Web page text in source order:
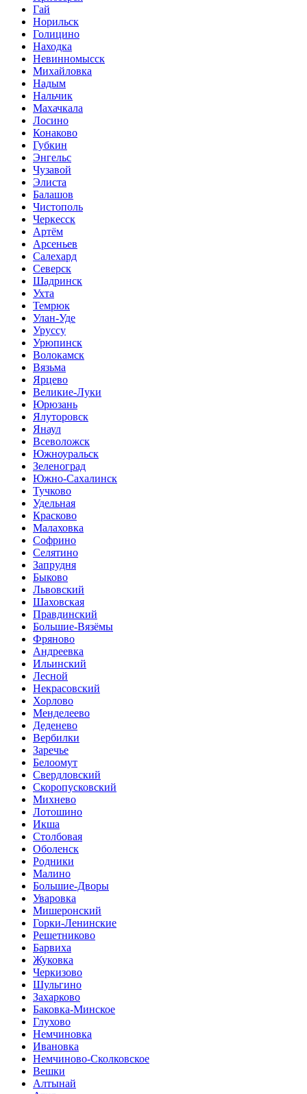
Гай
Норильск
Голицино
Находка
Невинномысск
Михайловка
Надым
Нальчик
Махачкала
Лосино
Конаково
Губкин
Энгельс
Чузавой
Элиста
Балашов
Чистополь
Черкесск
Артём
Арсеньев
Салехард
Северск
Шадринск
Ухта
Темрюк
Улан-Уде
Уруссу
Урюпинск
Волокамск
Вязьма
Ярцево
Великие-Луки
Юрюзань
Ялуторовск
Янаул
Всеволожск
Южноуральск
Зеленоград
Южно-Сахалинск
Тучково
Удельная
Красково
Малаховка
Софрино
Селятино
Запрудня
Быково
Львовский
Шаховская
Правдинский
Большие-Вязёмы
Фряново
Андреевка
Ильинский
Лесной
Некрасовский
Хорлово
Менделеево
Деденево
Вербилки
Заречье
Белоомут
Свердловский
Скоропусковский
Михнево
Лотошино
Икша
Столбовая
Оболенск
Родники
Малино
Большие-Дворы
Уваровка
Мишеронский
Горки-Ленинские
Решетниково
Барвиха
Жуковка
Черкизово
Шульгино
Захарково
Баковка-Минское
Глухово
Немчиновка
Ивановка
Немчиново-Сколковское
Вешки
Алтынай